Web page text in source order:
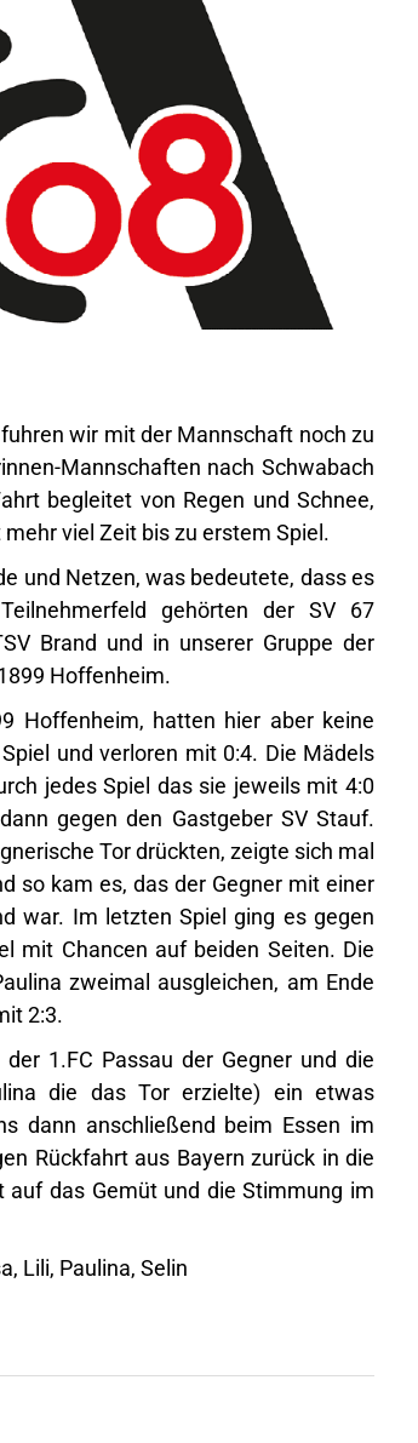
wir mit der Mannschaft noch zu
Mannschaften nach Schwabach
begleitet von Regen und Schnee,
viel Zeit bis zu erstem Spiel.
und Netzen, was bedeutete, dass es
gehörten der SV 67
Brand und in unserer Gruppe der
Hoffenheim.
Hoffenheim, hatten hier aber keine
und verloren mit 0:4. Die Mädels
jedes Spiel das sie jeweils mit 4:0
gegen den Gastgeber SV Stauf.
Tor drückten, zeigte sich mal
so kam es, das der Gegner mit einer
war. Im letzten Spiel ging es gegen
mit Chancen auf beiden Seiten. Die
zweimal ausgleichen, am Ende
2:3.
1.FC Passau der Gegner und die
die das Tor erzielte) ein etwas
dann anschließend beim Essen im
Rückfahrt aus Bayern zurück in die
auf das Gemüt und die Stimmung im
Lili, Paulina, Selin